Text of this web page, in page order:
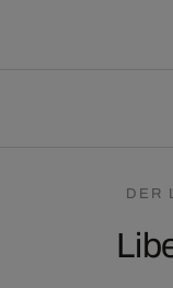
DER